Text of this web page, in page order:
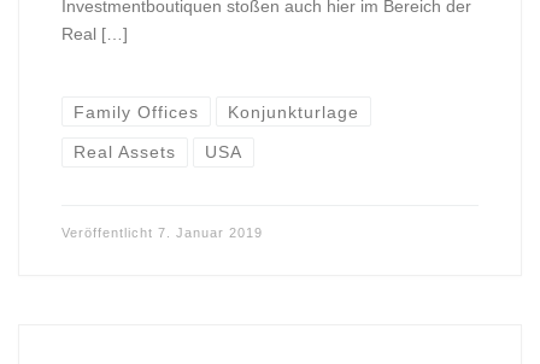
Investmentboutiquen stoßen auch hier im Bereich der
Real […]
Family Offices Konjunkturlage
Real Assets USA
Veröffentlicht 7. Januar 2019